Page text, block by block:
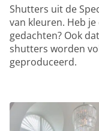
Shutters uit de
van kleuren. Heb
gedachten? Ook
shutters worden
geproduceerd.